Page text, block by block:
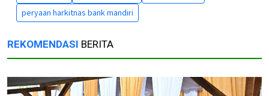
peryaan harkitnas bank mandiri
REKOMENDASI BERITA